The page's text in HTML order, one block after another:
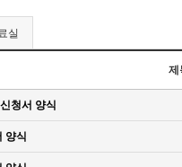
실
제
청서 양식
양식